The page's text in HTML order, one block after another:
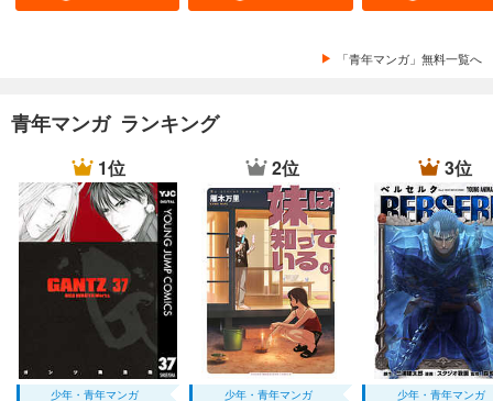
「青年マンガ」無料一覧へ
青年マンガ ランキング
1位
少年・青年マンガ
2位
少年・青年マンガ
3位
少年・青年マンガ